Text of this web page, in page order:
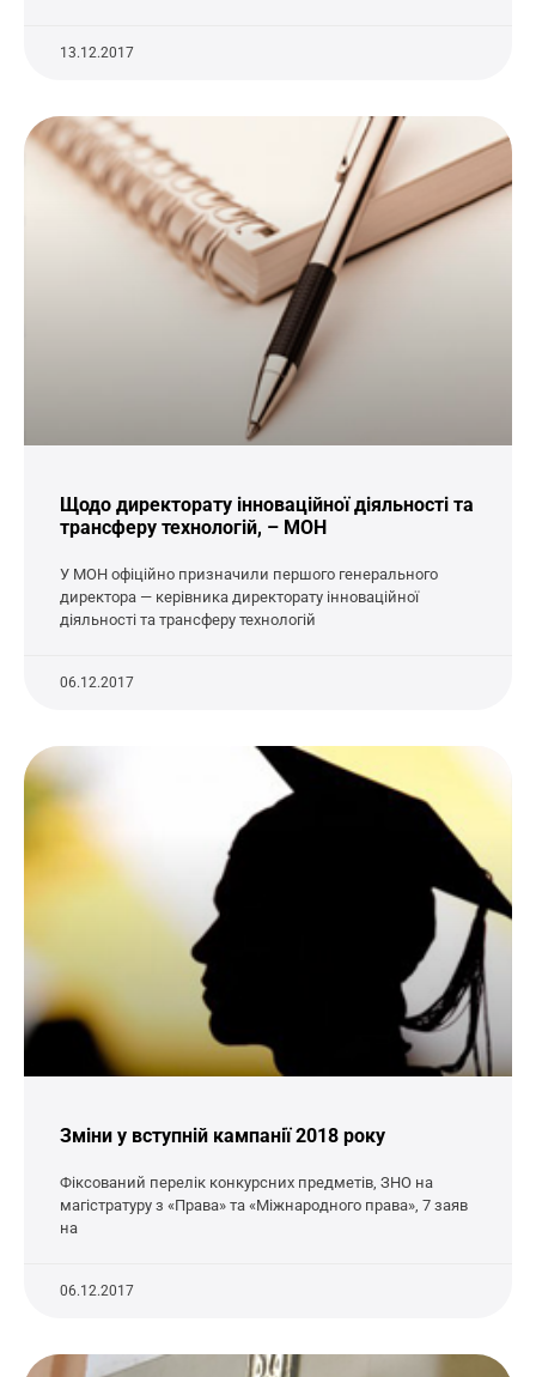
13.12.2017
Щодо директорату інноваційної діяльності та
трансферу технологій, – МОН
У МОН офіційно призначили першого генерального
директора — керівника директорату інноваційної
діяльності та трансферу технологій
06.12.2017
Зміни у вступній кампанії 2018 року
Фіксований перелік конкурсних предметів, ЗНО на
магістратуру з «Права» та «Міжнародного права», 7 заяв
на
06.12.2017